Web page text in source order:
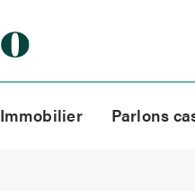
Immobilier Parlons